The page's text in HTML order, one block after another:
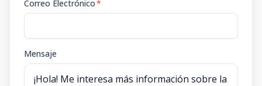
Correo Electrónico*
Mensaje